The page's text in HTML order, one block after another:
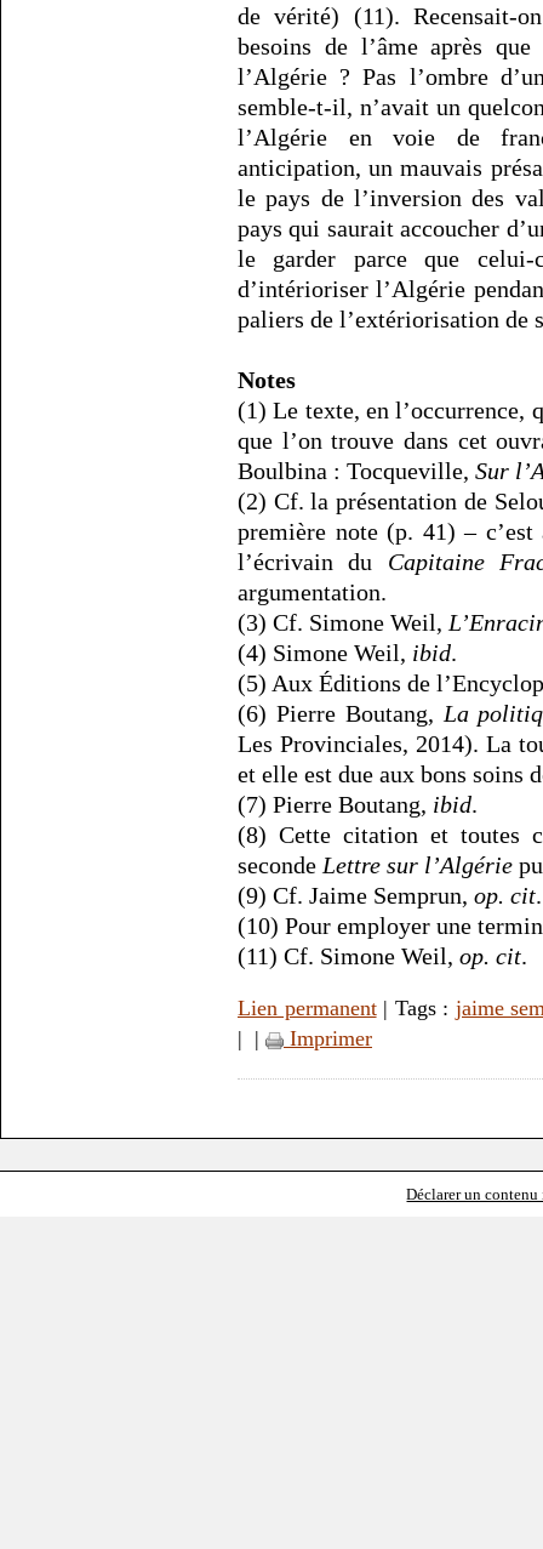
de vérité) (11). Recensait-
besoins de l’âme après
l’Algérie ? Pas l’ombre
semble-t-il, n’avait un
l’Algérie en voie de
anticipation, un mauvais
le pays de l’inversion des
pays qui saurait accoucher
le garder parce que
d’intérioriser l’Algérie
paliers de l’extériorisation de
Notes
(1) Le texte, en l’occurrence,
que l’on trouve dans cet
Boulbina : Tocqueville, Sur
(2) Cf. la présentation de
première note (p. 41) –
l’écrivain du Capitaine
argumentation.
(3) Cf. Simone Weil,
(4) Simone Weil, ibid.
(5) Aux Éditions de
(6) Pierre Boutang, La
Les Provinciales, 2014). La
et elle est due aux bons soins
(7) Pierre Boutang, ibid.
(8) Cette citation et toutes
seconde Lettre sur l’Algérie
(9) Cf. Jaime Semprun, op. cit.
(10) Pour employer une
(11) Cf. Simone Weil, op. cit.
Lien permanent| Tags : jaime
| | Imprimer
Déclarer un